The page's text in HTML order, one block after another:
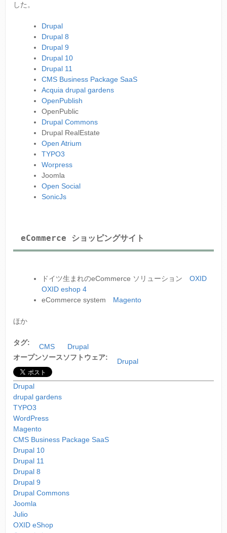
した。
Drupal
Drupal 8
Drupal 9
Drupal 10
Drupal 11
CMS Business Package SaaS
Acquia drupal gardens
OpenPublish
OpenPublic
Drupal Commons
Drupal RealEstate
Open Atrium
TYPO3
Worpress
Joomla
Open Social
SonicJs
eCommerce ショッピングサイト
ドイツ生まれのeCommerce ソリューション OXID
OXID eshop 4
eCommerce system Magento
ほか
タグ: CMS
Drupal
オープンソースソフトウェア:
Drupal
Drupal
drupal gardens
TYPO3
WordPress
Magento
CMS Business Package SaaS
Drupal 10
Drupal 11
Drupal 8
Drupal 9
Drupal Commons
Joomla
Julio
OXID eShop